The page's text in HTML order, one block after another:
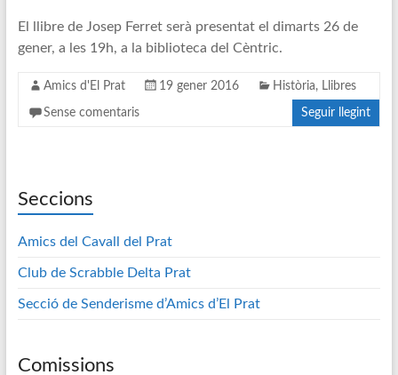
El llibre de Josep Ferret serà presentat el dimarts 26 de
gener, a les 19h, a la biblioteca del Cèntric.
Amics d'El Prat 19 gener 2016 Història, Llibres
Sense comentaris Seguir llegint
Seccions
Amics del Cavall del Prat
Club de Scrabble Delta Prat
Secció de Senderisme d’Amics d’El Prat
Comissions